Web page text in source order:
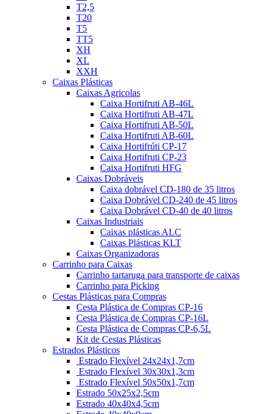
T2,5
T20
T5
TT5
XH
XL
XXH
Caixas Plásticas
Caixas Agricolas
Caixa Hortifruti AB-46L
Caixa Hortifruti AB-47L
Caixa Hortifruti AB-50L
Caixa Hortifruti AB-60L
Caixa Hortifrúti CP-17
Caixa Hortifruti CP-23
Caixa Hortifruti HFG
Caixas Dobráveis
Caixa dobrável CD-180 de 35 litros
Caixa Dobrável CD-240 de 45 litros
Caixa Dobrável CD-40 de 40 litros
Caixas Industriais
Caixas plásticas ALC
Caixas Plásticas KLT
Caixas Organizadoras
Carrinho para Caixas
Carrinho tartaruga para transporte de caixas
Carrinho para Picking
Cestas Plásticas para Compras
Cesta Plástica de Compras CP-16
Cesta Plástica de Compras CP-16L
Cesta Plástica de Compras CP-6,5L
Kit de Cestas Plásticas
Estrados Plásticos
Estrado Flexível 24x24x1,7cm
Estrado Flexível 30x30x1,3cm
Estrado Flexível 50x50x1,7cm
Estrado 50x25x2,5cm
Estrado 40x40x4,5cm